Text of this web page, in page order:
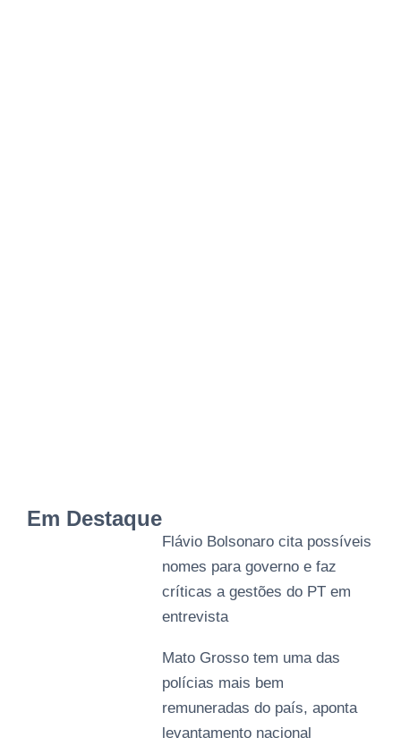
Em Destaque
Flávio Bolsonaro cita possíveis
nomes para governo e faz
críticas a gestões do PT em
entrevista
Mato Grosso tem uma das
polícias mais bem
remuneradas do país, aponta
levantamento nacional